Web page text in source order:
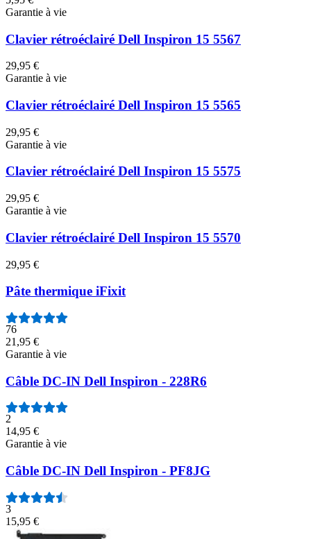
Garantie à vie
Clavier rétroéclairé Dell Inspiron 15 5567
29,95 €
Garantie à vie
Clavier rétroéclairé Dell Inspiron 15 5565
29,95 €
Garantie à vie
Clavier rétroéclairé Dell Inspiron 15 5575
29,95 €
Garantie à vie
Clavier rétroéclairé Dell Inspiron 15 5570
29,95 €
Pâte thermique iFixit
76
21,95 €
Garantie à vie
Câble DC-IN Dell Inspiron - 228R6
2
14,95 €
Garantie à vie
Câble DC-IN Dell Inspiron - PF8JG
3
15,95 €